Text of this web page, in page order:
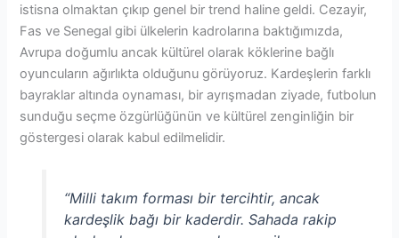
istisna olmaktan çıkıp genel bir trend haline geldi. Cezayir,
Fas ve Senegal gibi ülkelerin kadrolarına baktığımızda,
Avrupa doğumlu ancak kültürel olarak köklerine bağlı
oyuncuların ağırlıkta olduğunu görüyoruz. Kardeşlerin farklı
bayraklar altında oynaması, bir ayrışmadan ziyade, futbolun
sunduğu seçme özgürlüğünün ve kültürel zenginliğin bir
göstergesi olarak kabul edilmelidir.
“Milli takım forması bir tercihtir, ancak
kardeşlik bağı bir kaderdir. Sahada rakip